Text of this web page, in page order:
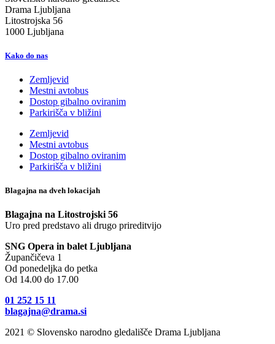
Drama Ljubljana
Litostrojska 56
1000 Ljubljana
Kako do nas
Zemljevid
Mestni avtobus
Dostop gibalno oviranim
Parkirišča v bližini
Zemljevid
Mestni avtobus
Dostop gibalno oviranim
Parkirišča v bližini
Blagajna na dveh lokacijah
Blagajna na Litostrojski 56
Uro pred predstavo ali drugo prireditvijo
SNG Opera in balet Ljubljana
Župančičeva 1
Od ponedeljka do petka
Od 14.00 do 17.00
01 252 15 11
blagajna@drama.si
2021 © Slovensko narodno gledališče Drama Ljubljana